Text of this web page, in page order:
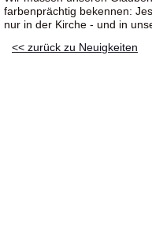
farbenprächtig bekennen:
nur in der Kirche - und in
<< zurück zu Neuigkeiten